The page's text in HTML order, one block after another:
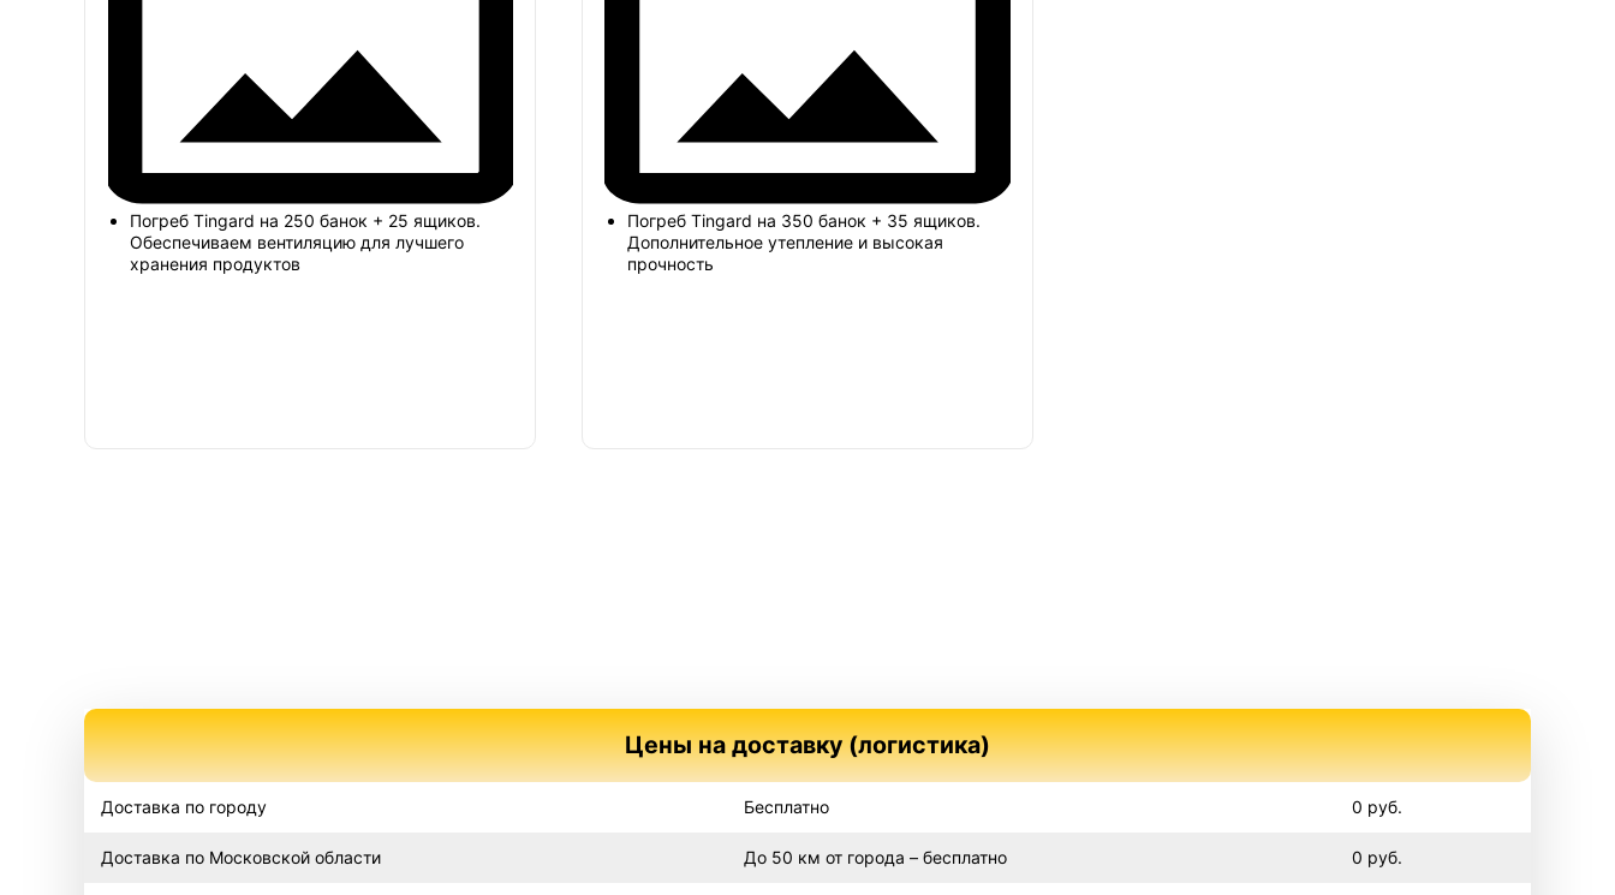
Погреб Tingard на 250 банок + 25 ящиков.
Обеспечиваем вентиляцию для лучшего
хранения продуктов
Погреб Tingard на 350 банок + 35 ящиков.
Дополнительное утепление и высокая
прочность
Цены на доставку (логистика)
Доставка по городу Бесплатно 0 руб.
Доставка по Московской области До 50 км от города – бесплатно 0 руб.